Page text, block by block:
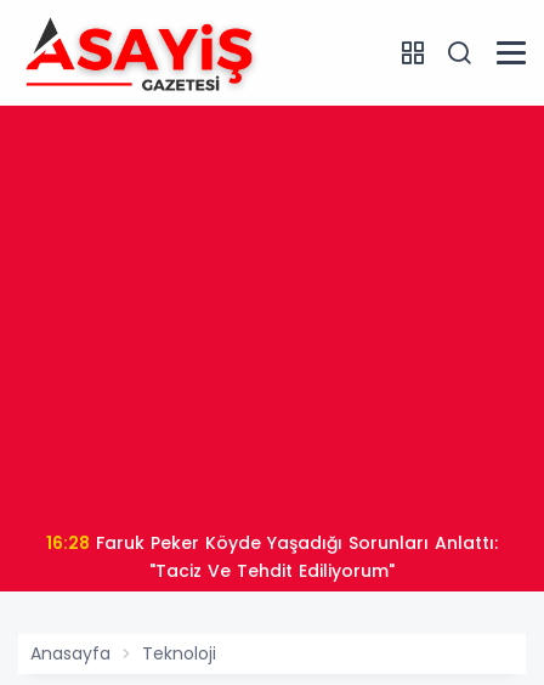
16:28
"Taciz Ve Tehdit Ediliyorum"
Anasayfa Teknoloji